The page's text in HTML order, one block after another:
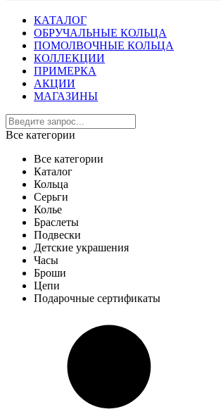
КАТАЛОГ
ОБРУЧАЛЬНЫЕ КОЛЬЦА
ПОМОЛВОЧНЫЕ КОЛЬЦА
КОЛЛЕКЦИИ
ПРИМЕРКА
АКЦИИ
МАГАЗИНЫ
Все категории
Все категории
Каталог
Кольца
Серьги
Колье
Браслеты
Подвески
Детские украшения
Часы
Броши
Цепи
Подарочные сертификаты